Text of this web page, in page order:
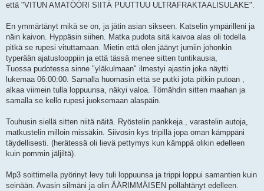
että "VITUN AMATÖÖRI SIITÄ PUUTTUU ULTRAFRAKTAALISULAKE".
En ymmärtänyt mikä se on, ja jätin asian sikseen. Katselin ympärilleni ja
näin kaivon. Hyppäsin siihen. Matka pudota sitä kaivoa alas oli todella
pitkä se rupesi vituttamaan. Mietin että olen jäänyt jumiin johonkin
typerään ajatuslooppiin ja että tässä menee sitten tuntikausia,
Tuossa pudotessa sinne "yläkulmaan" ilmestyi ajastin joka näytti
lukemaa 06:00:00. Samalla huomasin että se putki jota pitkin putoan ,
alkaa viimein tulla loppuunsa, näkyi valoa. Tömähdin sitten maahan ja
samalla se kello rupesi juoksemaan alaspäin.
Touhusin siellä sitten niitä näitä. Ryöstelin pankkeja , varastelin autoja,
matkustelin milloin missäkin. Siivosin kys tripillä jopa oman kämppäni
täydellisesti. (herätessä oli lievä pettymys kun kämppä olikin edelleen
kuin pommin jäljiltä).
Mp3 soittimella pyörinyt levy tuli loppuunsa ja trippi loppui samantien kuin
seinään. Avasin silmäni ja olin ÄÄRIMMÄISEN pöllähtänyt edelleen.